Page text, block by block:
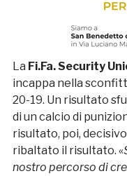
La Fi.Fa. Security
incappa nella
20-19. Un risultato
di un calcio di
risultato, poi,
ribaltato il risultato. «
nostro percorso di